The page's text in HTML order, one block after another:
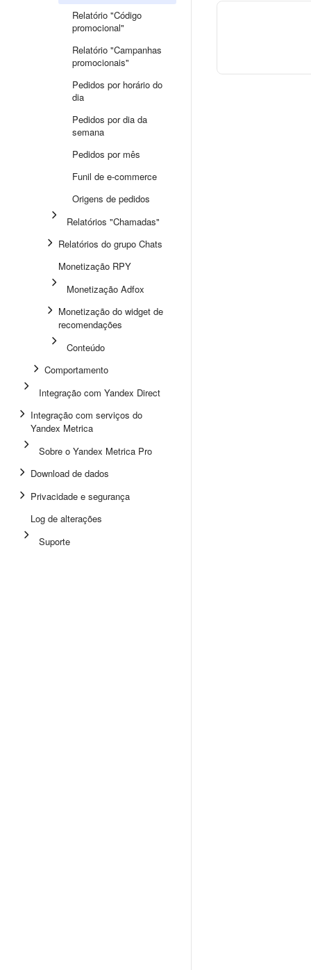
Relatório "Código
promocional"
Relatório "Campanhas
promocionais"
Pedidos por horário do
dia
Pedidos por dia da
semana
Pedidos por mês
Funil de e-commerce
Origens de pedidos
Relatórios "Chamadas"
Relatórios do grupo Chats
Monetização RPY
Monetização Adfox
Monetização do widget de
recomendações
Conteúdo
Comportamento
Integração com Yandex Direct
Integração com serviços do
Yandex Metrica
Sobre o Yandex Metrica Pro
Download de dados
Privacidade e segurança
Log de alterações
Suporte